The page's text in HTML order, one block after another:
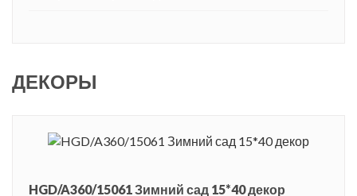
ДЕКОРЫ
HGD/A360/15061 Зимний сад 15*40 декор